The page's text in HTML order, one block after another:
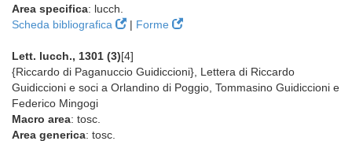
Area specifica: lucch.
Scheda bibliografica
| Forme
Lett. lucch., 1301 (3)[4]
{Riccardo di Paganuccio Guidiccioni}, Lettera di Riccardo
Guidiccioni e soci a Orlandino di Poggio, Tommasino Guidiccioni e
Federico Mingogi
Macro area: tosc.
Area generica: tosc.